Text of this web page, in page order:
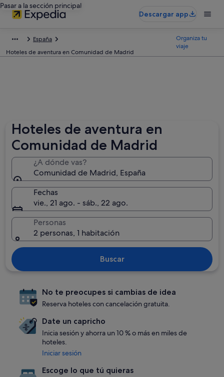
Pasar a la sección principal
Descargar app
España
Hoteles de aventura en Comunidad de Madrid
Organiza tu
viaje
Hoteles de aventura en
Comunidad de Madrid
¿A dónde vas?
Comunidad de Madrid, España
Fechas
vie., 21 ago. - sáb., 22 ago.
Personas
2 personas, 1 habitación
Buscar
No te preocupes si cambias de idea
Reserva hoteles con cancelación gratuita.
Date un capricho
Inicia sesión y ahorra un 10 % o más en miles de
hoteles.
Iniciar sesión
Escoge lo que tú quieras